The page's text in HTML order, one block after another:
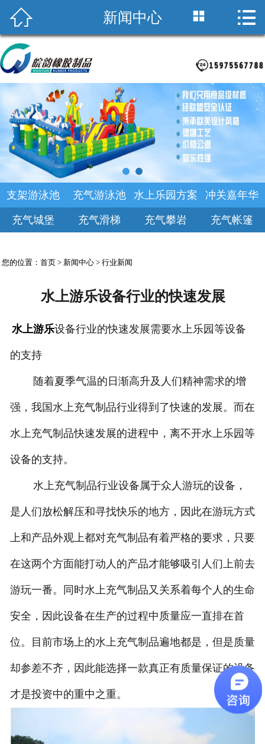
首页
积木海洋池
支架游泳池
产品中心
乐园规划
新闻中心
诚聘英才
 新闻中心  
支架游泳池 充气游泳池 水上乐园方案 冲关嘉年华
充气城堡 充气滑梯 充气攀岩 充气帐篷
您的位置： 首页 > 新闻中心 > 行业新闻
水上游乐设备行业的快速发展
水上游乐设备行业的快速发展需要水上乐园等设备
的支持
随着夏季气温的日渐高升及人们精神需求的增
强，我国水上充气制品行业得到了快速的发展。而在
水上充气制品快速发展的进程中，离不开水上乐园等
设备的支持。
水上充气制品行业设备属于众人游玩的设备，
是人们放松解压和寻找快乐的地方，因此在游玩方式
上和产品外观上都对充气制品有着严格的要求，只要
在这两个方面能打动人的产品才能够吸引人们上前去
游玩一番。同时水上充气制品又关系着每个人的生命
安全，因此设备在生产的过程中质量应一直排在首
位。目前市场上的水上充气制品遍地都是，但是质量
却参差不齐，因此能选择一款真正有质量保证的设备
才是投资中的重中之重。